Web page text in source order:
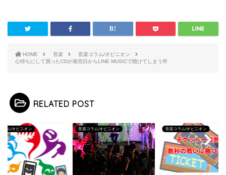
HOME 音楽
音楽コラム/オピニオン
心待ちにして買ったCDが発売日からLINE MUSICで聴けてしまう件
RELATED POST
ラム/オピニオン 音楽コラム/オピニオン 音楽コラム/オピニオン